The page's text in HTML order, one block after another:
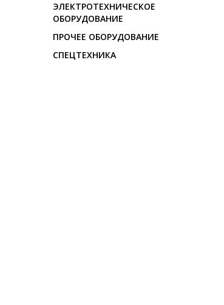
ЭЛЕКТРОТЕХНИЧЕСКОЕ
ОБОРУДОВАНИЕ
ПРОЧЕЕ ОБОРУДОВАНИЕ
СПЕЦТЕХНИКА